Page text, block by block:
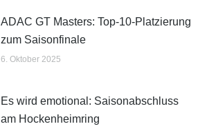
ADAC GT Masters: Top-10-Platzierung
zum Saisonfinale
6. Oktober 2025
Es wird emotional: Saisonabschluss
am Hockenheimring